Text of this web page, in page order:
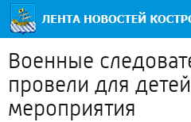
Военные
провели для
мероприятия